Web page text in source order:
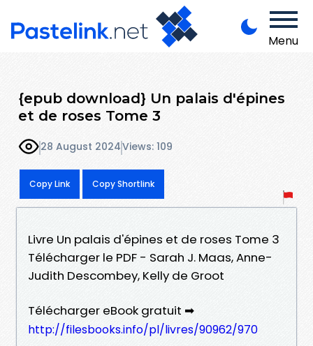
Menu
{epub download} Un palais d'épines
et de roses Tome 3
28 August 2024Views: 109
Copy Link Copy Shortlink
Livre Un palais d'épines et de roses Tome 3
Télécharger le PDF - Sarah J. Maas, Anne-
Judith Descombey, Kelly de Groot
Télécharger eBook gratuit ➡
http://filesbooks.info/pl/livres/90962/970